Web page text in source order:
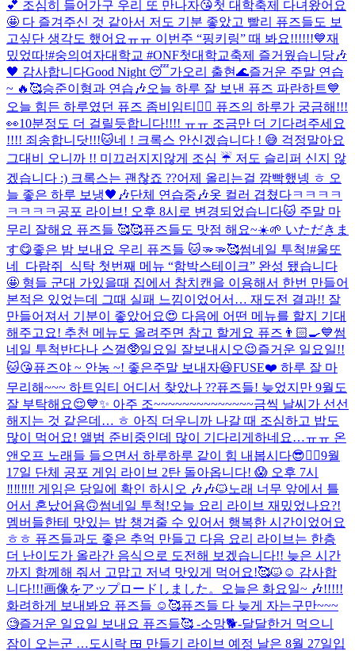
💕 조심히 들어가구 우리 또 만나자😘첫 대학축제 다녀왔어요
🤩 다 즐겨주신 것 같아서 저도 기분 좋았고 빨리 퓨즈들도 보
고싶단 생각도 했어요ㅠㅠ 이번주 “핑키링” 때 봐요!!!!!!💙재
밌었따!#숭의여자대학교 #ONF첫대학교축제 즐거웠습니당🎶
🖤 감사합니다Good Night 😴가오리 출현🌊즐거운 주말 연습
~ 🔥🥰승준이형과 연습🎶오늘 하루 잘 보낸 퓨즈 파란하트💙
오늘 힘든 하루였던 퓨즈 좀비임티🧟‍♂️ 퓨즈의 하루가 궁금해!!!
👀10분정도 더 걸릴듯합니다!!!! ㅠㅠ 조금만 더 기다려주세요
!!!! 죄송합니닷!!!🐱네 ! 크록스 안신겠습니다 ! 😅 걱정말아요
그대 비 오니까 !! 미끄러지지않게 조심 ☔️ 저도 슬리퍼 신지 않
겠습니다 :) 크록스는 괜찮죠 ??어제 올리는걸 깜빡했넹 ㅎ 오
늘 좋은 하루 보냉🖤🎶단체 연습중🎶옷 컬러 겹쳤다ㅋㅋㅋㅋ
ㅋㅋㅋㅋ 공포 라이브! 오후 8시로 변경되었습니다🐱 주말 마
무리 잘해요 퓨즈들 🥰🥰퓨즈들도 맛점 해요~☀️🌱 いただきま
す😋좋은 밤 보내요 우리 퓨즈들 🐱🫳🫳🥰썸네일 투척!#울또
네_다람쥐_식탁 첫번째 메뉴 “함박스테이크” 완성 됐습니다
🤩 형들 군대 가있을때 집에서 참치캔을 이용해서 한번 만들어
본적은 있었는데 그때 실패 느낌이었어서… 재도전 결과!! 잘
만들어져서 기분이 좋았어요😍 다음에 어떤 메뉴를 할지 기대
해주고요! 추천 메뉴도 올려주면 참고 할게요 퓨즈👨🏻‍🍳💙썸
네일 투척반다나 스껄🥸일요일 잘보내시오😉즐거운 일요일!!
🐱😘퓨즈야 ~ 안농 ~! 좋은주말 보내자😆FUSE❤️ 하루 잘 마
무리해~~~ 하트임티 어디서 찾았나 ??퓨즈들! 늦었지만 9월도
잘 부탁해요😌💙✨ 아주 조~~~~~~~~~~~~~~금씩 날씨가 선선
해지는 것 같은데… ㅎ 아직 더우니까 나갈 때 조심하고 밥도
많이 먹어요! 앨범 준비중인데 많이 기다리게하네요…ㅠㅠ 온
앤오프 노래들 들으면서 하루하루 같이 힘 내봅시다😎❤️‍🔥9월
17일 단체 공포 게임 라이브 2탄 돌아옵니다! 😱 오후 7시
‼️‼️‼️‼️ 게임은 당일에 확인 하시오 🎶🎶🐱노래 너무 앞에서 틀
어서 혼났어욤🙃썸네일 투척!오늘 요리 라이브 재밌었나요?!
멤버들한테 맛있는 밥 챙겨줄 수 있어서 행복한 시간이었어요
ㅎㅎ 퓨즈들과도 좋은 추억 만들고 다음 요리 라이브는 한층
더 난이도가 올라간 음식으로 도전해 보겠습니다!! 늦은 시간
까지 함께해 줘서 고맙고 저녁 맛있게 먹어요!🥰🐱☺️ 감사합
니다!!!画像をアップロードしました。
오늘은 화요일~ 🎶!!!!!
화려하게 보내봐요 퓨즈들 ☺️🥰퓨즈들 다 늦게 자는구만~~~
🧐즐거운 일요일 보내요 퓨즈들🥰 -소망🐕-달달한거 먹으니
잠이 오는군 …도시락 🍱 만들기 라이브 예정 날은 8월 27일입